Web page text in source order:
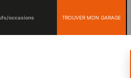
occasions TROUVER MON GARAGE